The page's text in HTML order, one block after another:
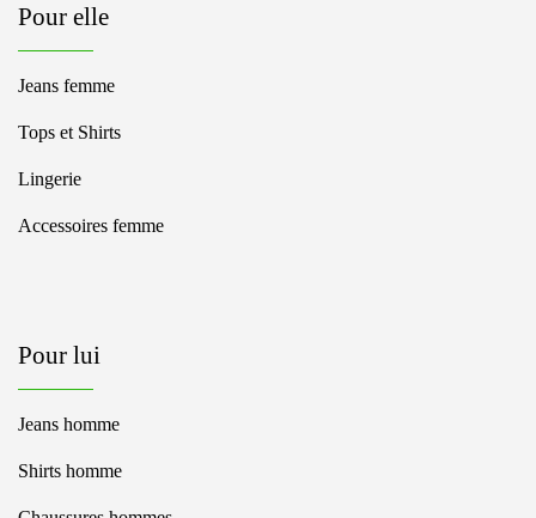
Pour elle
Jeans femme
Tops et Shirts
Lingerie
Accessoires femme
Pour lui
Jeans homme
Shirts homme